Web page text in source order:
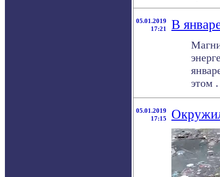
05.01.2019
17:21
В
этом
05.01.2019
17:15